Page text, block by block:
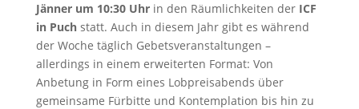
Jänner um 10:30 Uhrin den Räumlichkeiten der ICF
in Puchstatt. Auch in diesem Jahr gibt es während
der Woche täglich Gebetsveranstaltungen –
allerdings in einem erweiterten Format: Von
Anbetung in Form eines Lobpreisabends über
gemeinsame Fürbitte und Kontemplation bis hin zu